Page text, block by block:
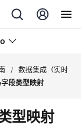
/ 数据集成（实时
段类型映射
型映射